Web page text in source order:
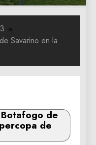
3
Savarino en la
de
de